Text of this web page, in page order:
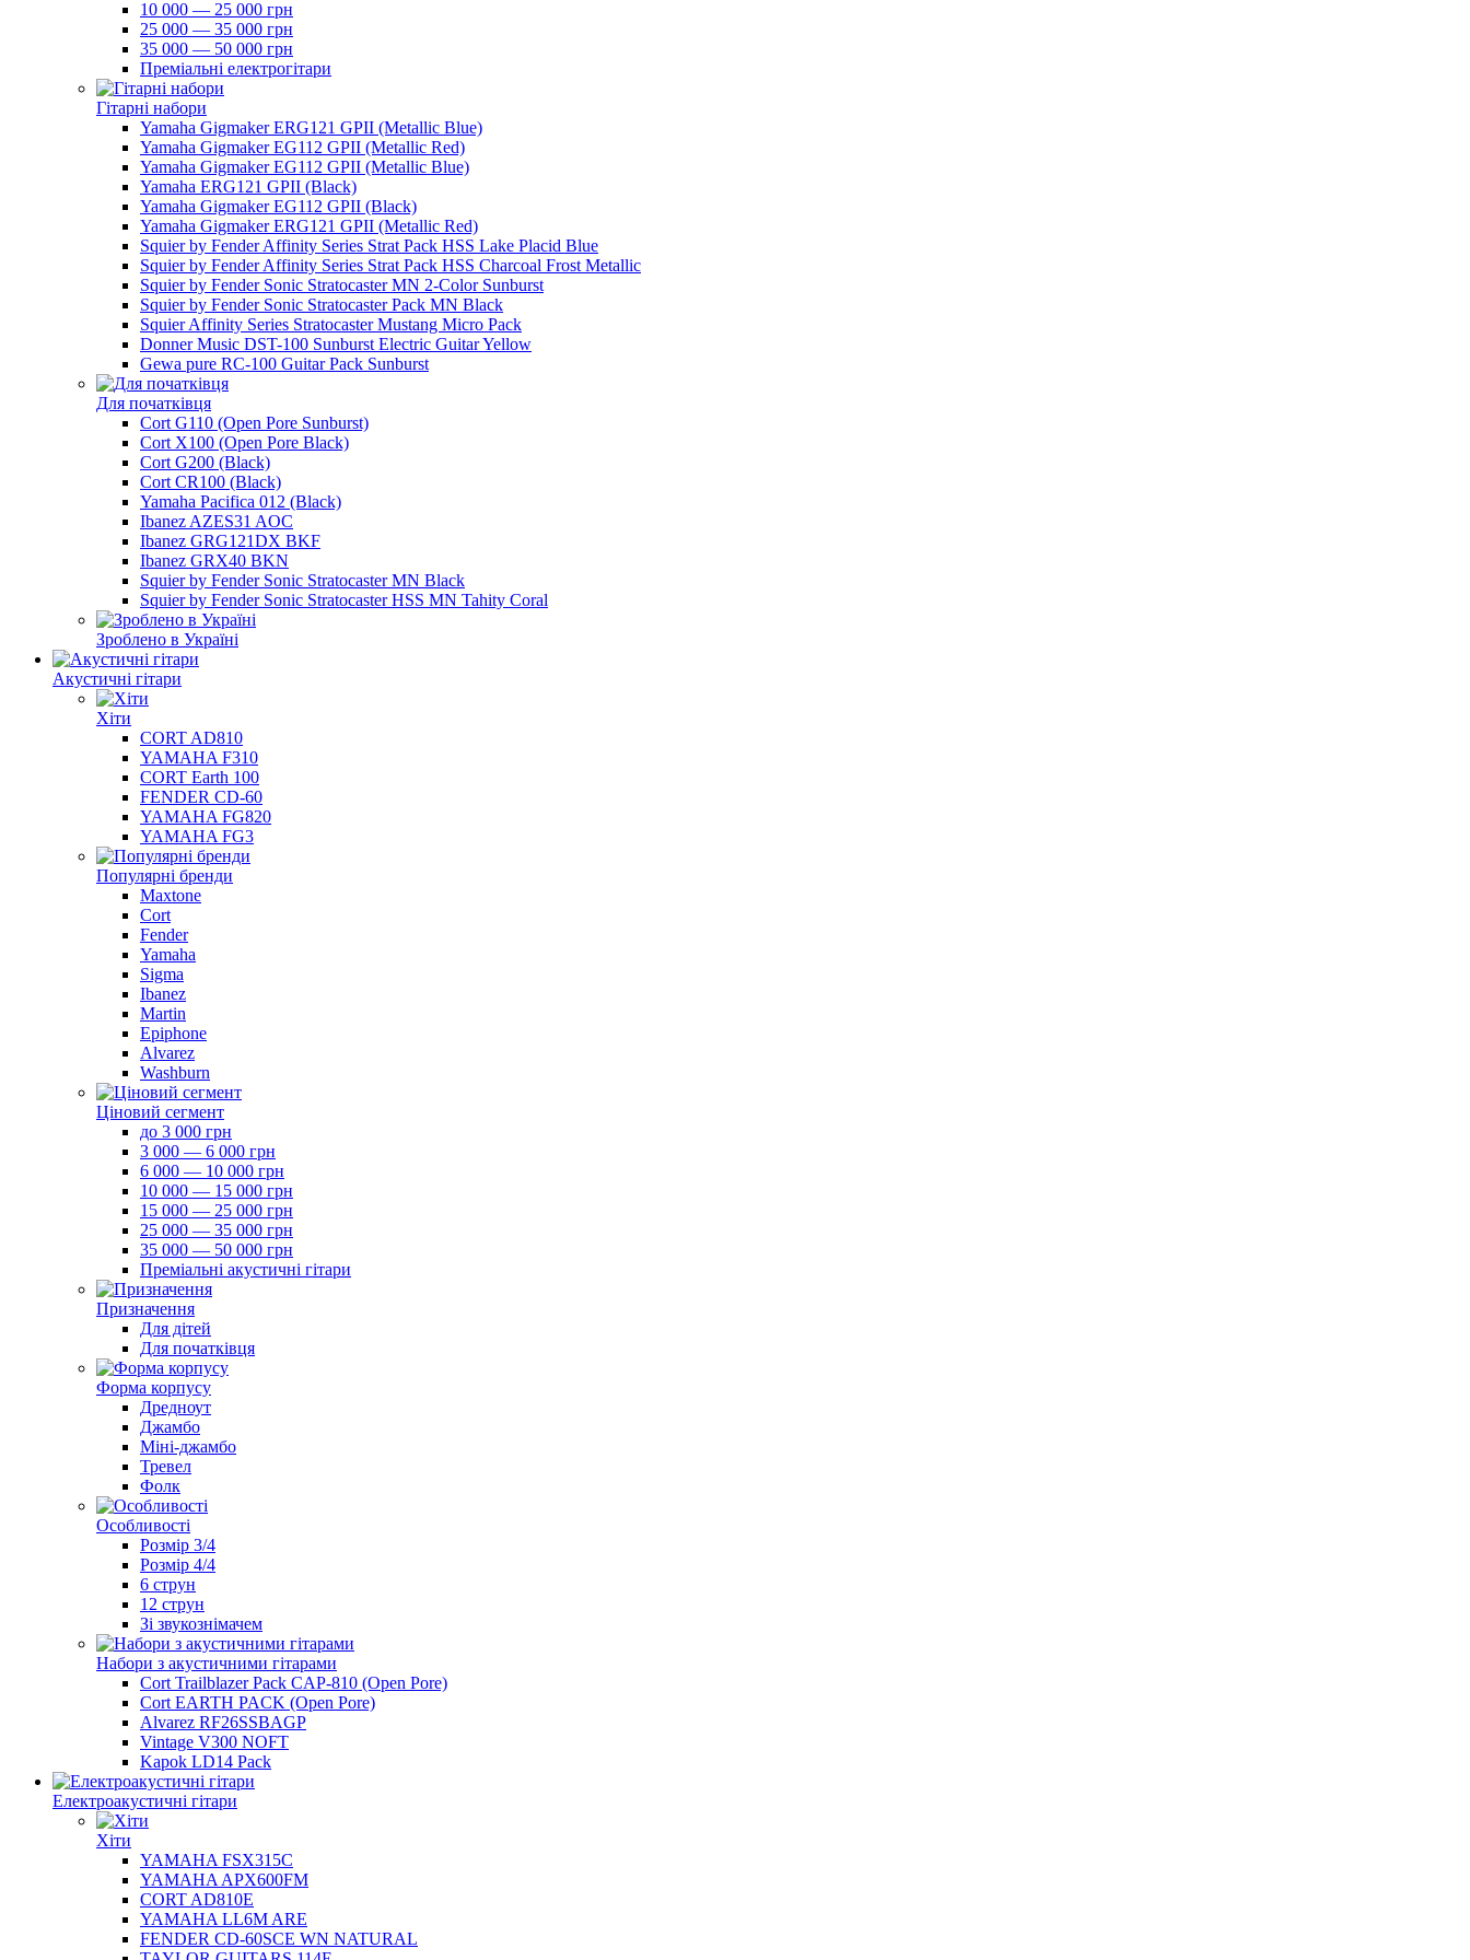
10 000 — 25 000 грн
25 000 — 35 000 грн
35 000 — 50 000 грн
Преміальні електрогітари
Гітарні набори
Yamaha Gigmaker ERG121 GPII (Metallic Blue)
Yamaha Gigmaker EG112 GPII (Metallic Red)
Yamaha Gigmaker EG112 GPII (Metallic Blue)
Yamaha ERG121 GPII (Black)
Yamaha Gigmaker EG112 GPII (Black)
Yamaha Gigmaker ERG121 GPII (Metallic Red)
Squier by Fender Affinity Series Strat Pack HSS Lake Placid Blue
Squier by Fender Affinity Series Strat Pack HSS Charcoal Frost Metallic
Squier by Fender Sonic Stratocaster MN 2-Color Sunburst
Squier by Fender Sonic Stratocaster Pack MN Black
Squier Affinity Series Stratocaster Mustang Micro Pack
Donner Music DST-100 Sunburst Electric Guitar Yellow
Gewa pure RC-100 Guitar Pack Sunburst
Для початківця
Cort G110 (Open Pore Sunburst)
Cort X100 (Open Pore Black)
Cort G200 (Black)
Cort CR100 (Black)
Yamaha Pacifica 012 (Black)
Ibanez AZES31 AOC
Ibanez GRG121DX BKF
Ibanez GRX40 BKN
Squier by Fender Sonic Stratocaster MN Black
Squier by Fender Sonic Stratocaster HSS MN Tahity Coral
Зроблено в Україні
Акустичні гітари
Хіти
CORT AD810
YAMAHA F310
CORT Earth 100
FENDER CD-60
YAMAHA FG820
YAMAHA FG3
Популярні бренди
Maxtone
Cort
Fender
Yamaha
Sigma
Ibanez
Martin
Epiphone
Alvarez
Washburn
Ціновий сегмент
до 3 000 грн
3 000 — 6 000 грн
6 000 — 10 000 грн
10 000 — 15 000 грн
15 000 — 25 000 грн
25 000 — 35 000 грн
35 000 — 50 000 грн
Преміальні акустичні гітари
Призначення
Для дітей
Для початківця
Форма корпусу
Дредноут
Джамбо
Міні-джамбо
Тревел
Фолк
Особливості
Розмір 3/4
Розмір 4/4
6 струн
12 струн
Зі звукознімачем
Набори з акустичними гітарами
Cort Trailblazer Pack CAP-810 (Open Pore)
Cort EARTH PACK (Open Pore)
Alvarez RF26SSBAGP
Vintage V300 NOFT
Kapok LD14 Pack
Електроакустичні гітари
Хіти
YAMAHA FSX315C
YAMAHA APX600FM
CORT AD810E
YAMAHA LL6M ARE
FENDER CD-60SCE WN NATURAL